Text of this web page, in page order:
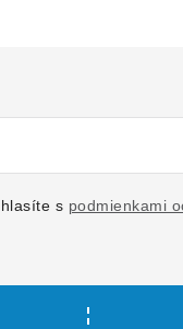
s podmienkami